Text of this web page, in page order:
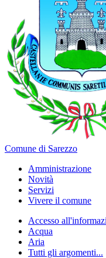
Comune di Sarezzo
Amministrazione
Novità
Servizi
Vivere il comune
Accesso
Acqua
Aria
Tutti gli argomenti...